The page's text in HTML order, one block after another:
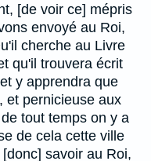
[de voir ce] mépris
envoyé au Roi,
cherche au Livre
qu'il trouvera écrit
y apprendra que
et pernicieuse aux
tout temps on y a
de cela cette ville
savoir au Roi,